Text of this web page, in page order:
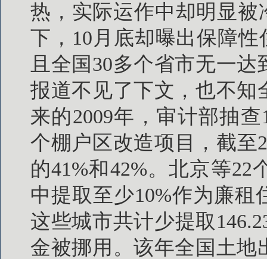
热，实际运作中却明显被
下，10月底却曝出保障
且全国30多个省市无一
报道不见了下文，也不知
来的2009年，审计部抽
个棚户区改造项目，截至
的41%和42%。北京等
中提取至少10%作为廉租
这些城市共计少提取
金被挪用。该年全国土